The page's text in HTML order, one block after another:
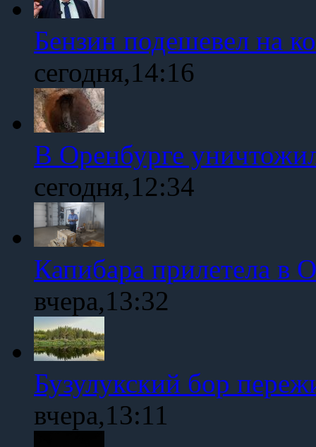
Бензин подешевел на
сегодня,14:16
В Оренбурге
сегодня,12:34
Капибара прилетела в
вчера,13:32
Бузулукский бор
вчера,13:11